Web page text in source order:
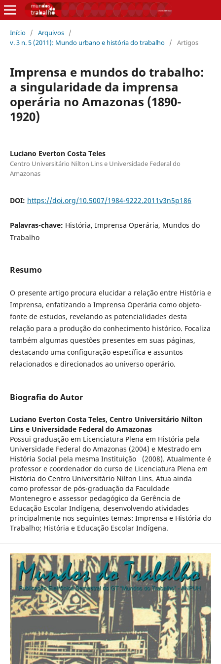
Início / Arquivos /
v. 3 n. 5 (2011): Mundo urbano e história do trabalho / Artigos
Imprensa e mundos do trabalho:
a singularidade da imprensa
operária no Amazonas (1890-
1920)
Luciano Everton Costa Teles
Centro Universitário Nilton Lins e Universidade Federal do
Amazonas
DOI: https://doi.org/10.5007/1984-9222.2011v3n5p186
Palavras-chave: História, Imprensa Operária, Mundos do
Trabalho
Resumo
O presente artigo procura elucidar a relação entre História e
Imprensa, enfatizando a Imprensa Operária como objeto-
fonte de estudos, revelando as potencialidades desta
relação para a produção do conhecimento histórico. Focaliza
também algumas questões presentes em suas páginas,
destacando uma configuração específica e assuntos
relacionados e direcionados ao universo operário.
Biografia do Autor
Luciano Everton Costa Teles, Centro Universitário Nilton
Lins e Universidade Federal do Amazonas
Possui graduação em Licenciatura Plena em História pela
Universidade Federal do Amazonas (2004) e Mestrado em
História Social pela mesma Instituição (2008). Atualmente é
professor e coordenador do curso de Licenciatura Plena em
História do Centro Universitário Nilton Lins. Atua ainda
como professor de pós-graduação da Faculdade
Montenegro e assessor pedagógico da Gerência de
Educação Escolar Indígena, desenvolvendo atividades
principalmente nos seguintes temas: Imprensa e História do
Trabalho; História e Educação Escolar Indígena.